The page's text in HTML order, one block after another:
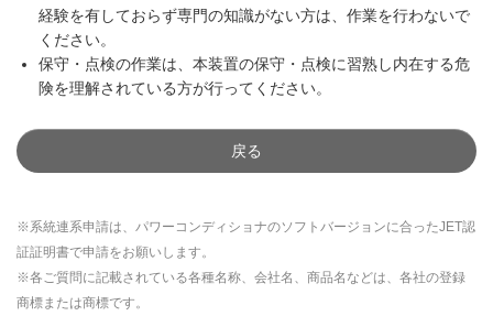
経験を有しておらず専門の知識がない方は、作業を行わないで
ください。
保守・点検の作業は、本装置の保守・点検に習熟し内在する危
険を理解されている方が行ってください。
戻る
※系統連系申請は、パワーコンディショナのソフトバージョンに合ったJET認
証証明書で申請をお願いします。
※各ご質問に記載されている各種名称、会社名、商品名などは、各社の登録
商標または商標です。